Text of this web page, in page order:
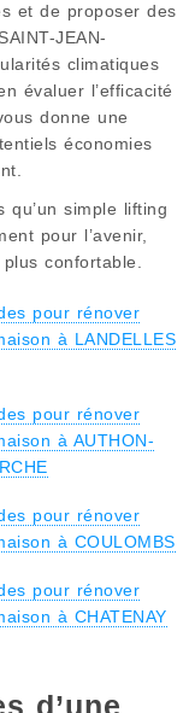
et de proposer des
JEAN-
climatiques
évaluer l’efficacité
donne une
économies
simple lifting
pour l’avenir,
confortable.
pour rénover
à LANDELLES
pour rénover
à AUTHON-
pour rénover
à COULOMBS
pour rénover
à CHATENAY
d’une